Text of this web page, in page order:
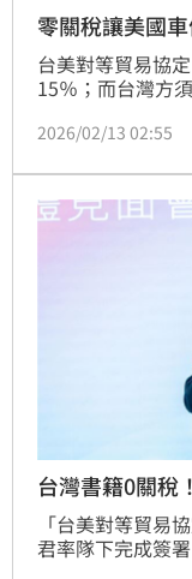
零關稅讓美國
台美對等貿易協
15％；而台灣方
協定暫未生效，
稅 貨物稅、通膨
實際降價幅度應
2026/02/13 02:55
台灣書籍0關稅
「台美對等貿易
君率隊下完成簽